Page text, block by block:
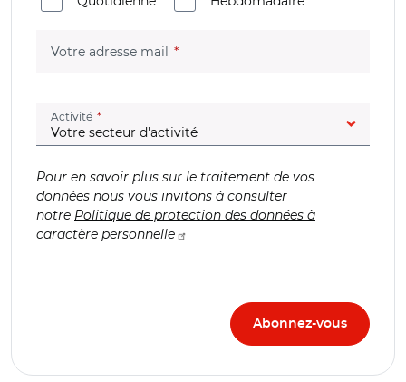
Votre adresse mail (champ obligatoire)
Activité (champ obligatoire)
Pour en savoir plus sur le traitement de vos
données nous vous invitons à consulter
notre Politique de protection des données à
caractère personnelle